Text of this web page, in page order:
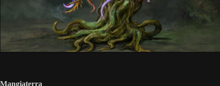
Mangiaterra